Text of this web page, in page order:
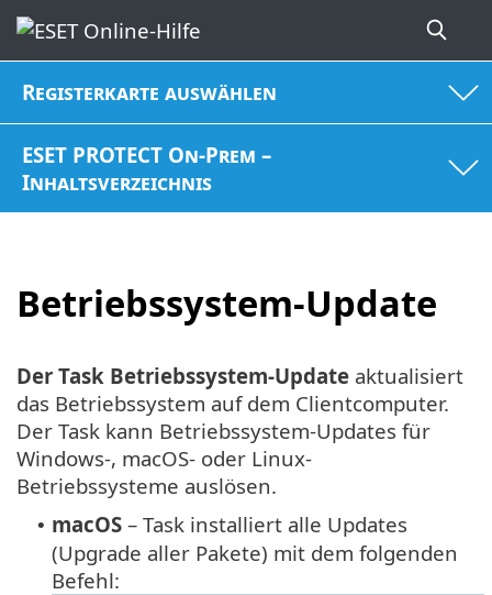
Registerkarte auswählen
ESET PROTECT On-Prem –
Inhaltsverzeichnis
Betriebssystem-Update
Der Task Betriebssystem-Update aktualisiert
das Betriebssystem auf dem Clientcomputer.
Der Task kann Betriebssystem-Updates für
Windows-, macOS- oder Linux-
Betriebssysteme auslösen.
• macOS – Task installiert alle Updates
(Upgrade aller Pakete) mit dem folgenden
Befehl: